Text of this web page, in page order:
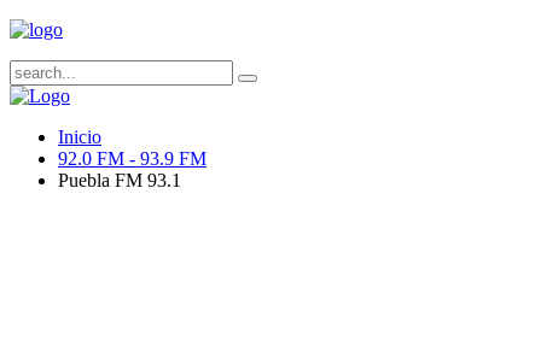
Inicio
92.0 FM - 93.9 FM
Puebla FM 93.1